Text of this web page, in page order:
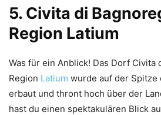
5. Civita di
Region Latium
Was für ein Anblick! Das Dorf Civita
Region Latium wurde auf der
erbaut und thront hoch über der
hast du einen spektakulären Blick